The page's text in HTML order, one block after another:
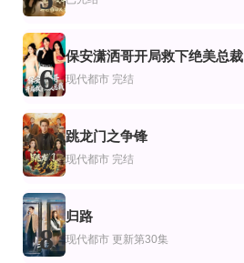
6
保安潇洒哥开局救下绝美总裁
现代都市 完结
7
跳龙门之争锋
现代都市 完结
8
归路
现代都市 更新第30集